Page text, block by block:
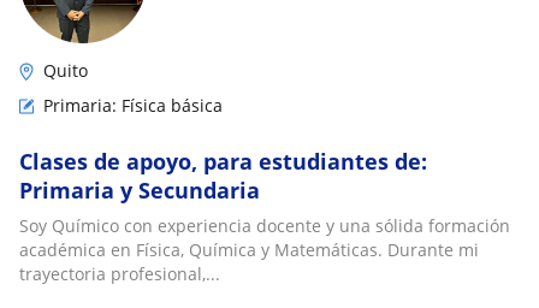
Quito
Primaria: Física básica
Clases de apoyo, para estudiantes de:
Primaria y Secundaria
Soy Químico con experiencia docente y una sólida formación
académica en Física, Química y Matemáticas. Durante mi
trayectoria profesional,...